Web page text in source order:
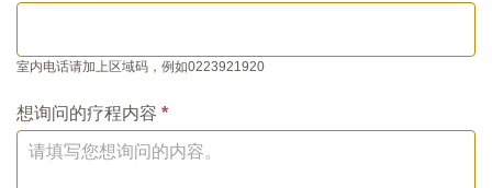
室内电话请加上区域码，例如0223921920
想询问的疗程内容 *